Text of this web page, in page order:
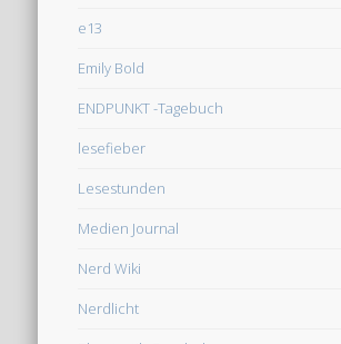
e13
Emily Bold
ENDPUNKT -Tagebuch
lesefieber
Lesestunden
Medien Journal
Nerd Wiki
Nerdlicht